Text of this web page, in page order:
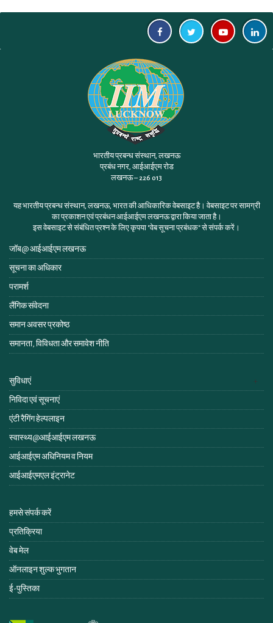
भारतीय प्रबन्ध संस्थान, लखनऊ
प्रबंध नगर, आईआईएम रोड
लखनऊ – 226 013
यह भारतीय प्रबन्ध संस्थान, लखनऊ, भारत की आधिकारिक वेबसाइट है। वेबसाइट पर सामग्री
का प्रकाशन एवं प्रबंधन आईआईएम लखनऊ द्वारा किया जाता है।
इस वेबसाइट से संबंधित प्रश्न के लिए कृपया "वेब सूचना प्रबंधक"से संपर्क करें।
जॉब@ आईआईएम लखनऊ
सूचना का अधिकार
परामर्श
लैंगिक संवेदना
समान अवसर प्रकोष्ठ
समानता, विविधता और समावेश नीति
सुविधाएं
निविदा एवं सूचनाएं
एंटी रैगिंग हेल्पलाइन
स्वास्थ्य@आईआईएम लखनऊ
आईआईएम अधिनियम व नियम
आईआईएमएल इंट्रानेट
हमसे संपर्क करें
प्रतिक्रिया
वेब मेल
ऑनलाइन शुल्क भुगतान
ई-पुस्तिका